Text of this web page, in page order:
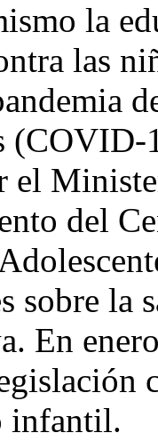
la
las
(COVID-
el
del
sobre la
En
infantil.